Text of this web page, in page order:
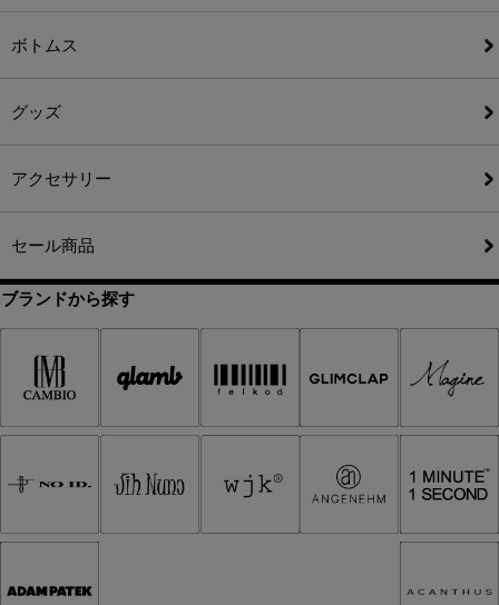
ボトムス
グッズ
アクセサリー
セール商品
ブランドから探す